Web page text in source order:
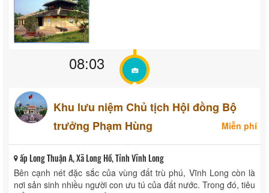
08:03
Khu lưu niệm Chủ tịch Hội đồng Bộ
trưởng Phạm Hùng
Miễn phí
ấp Long Thuận A, Xã Long Hồ, Tỉnh Vĩnh Long
Bên cạnh nét đặc sắc của vùng đất trù phú, Vĩnh Long còn là
nơi sản sinh nhiều người con ưu tú của đất nước. Trong đó, tiêu